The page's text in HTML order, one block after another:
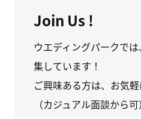
Join Us !
ウエディングパークで
集しています！
ご興味ある方は、お気
（カジュアル面談から可）